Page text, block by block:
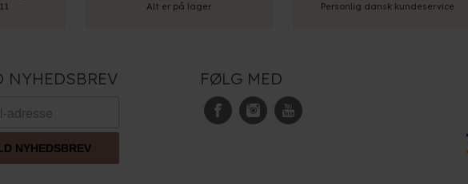
Alt er på lager Personlig dansk kundeservice
NYHEDSBREV
NYHEDSBREV
FØLG MED